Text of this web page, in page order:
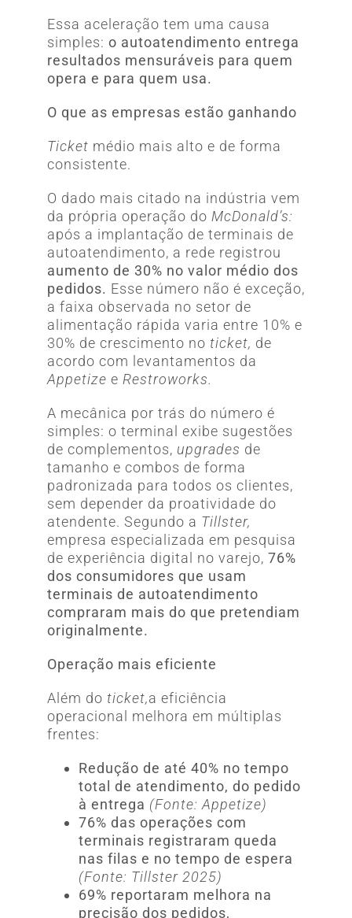
Essa aceleração tem uma causa
simples: o autoatendimento entrega
resultados mensuráveis para quem
opera e para quem usa.
O que as empresas estão ganhando
Ticket médio mais alto e de forma
consistente.
O dado mais citado na indústria vem
da própria operação do McDonald’s:
após a implantação de terminais de
autoatendimento, a rede registrou
aumento de 30% no valor médio dos
pedidos. Esse número não é exceção,
a faixa observada no setor de
alimentação rápida varia entre 10% e
30% de crescimento no ticket, de
acordo com levantamentos da
Appetize e Restroworks.
A mecânica por trás do número é
simples: o terminal exibe sugestões
de complementos, upgrades de
tamanho e combos de forma
padronizada para todos os clientes,
sem depender da proatividade do
atendente. Segundo a Tillster,
empresa especializada em pesquisa
de experiência digital no varejo, 76%
dos consumidores que usam
terminais de autoatendimento
compraram mais do que pretendiam
originalmente.
Operação mais eficiente
Além do ticket,a eficiência
operacional melhora em múltiplas
frentes:
Redução de até 40% no tempo
total de atendimento, do pedido
à entrega (Fonte: Appetize)
76% das operações com
terminais registraram queda
nas filas e no tempo de espera
(Fonte: Tillster 2025)
69% reportaram melhora na
precisão dos pedidos,